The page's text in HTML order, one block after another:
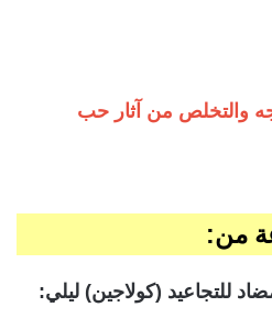
والتخلص من آثار حب
من:
للتجاعيد (كولاجين) ليلي: